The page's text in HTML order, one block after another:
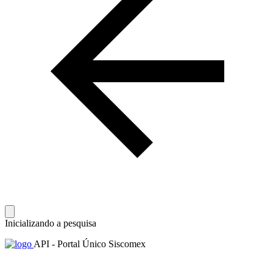
Inicializando a pesquisa
API - Portal Único Siscomex